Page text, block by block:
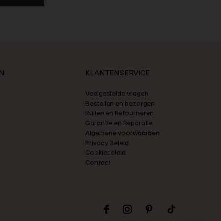
KLANTENSERVICE
Veelgestelde vragen
Bestellen en bezorgen
Ruilen en Retourneren
Garantie en Reparatie
Algemene voorwaarden
Privacy Beleid
Cookiebeleid
Contact